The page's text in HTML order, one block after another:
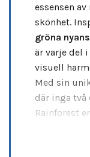
essensen
skönhet.
gröna
är varje del
visuell
Med sin
där inga
Rainforest